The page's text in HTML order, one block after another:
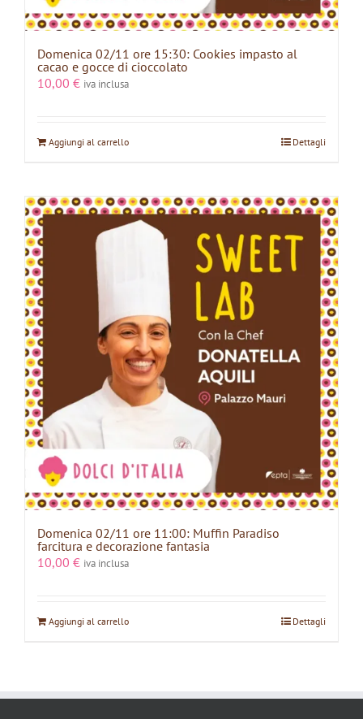
Domenica 02/11 ore 15:30: Cookies impasto al
cacao e gocce di cioccolato
10,00 € iva inclusa
Aggiungi al carrello Dettagli
Domenica 02/11 ore 11:00: Muffin Paradiso
farcitura e decorazione fantasia
10,00 € iva inclusa
Aggiungi al carrello Dettagli